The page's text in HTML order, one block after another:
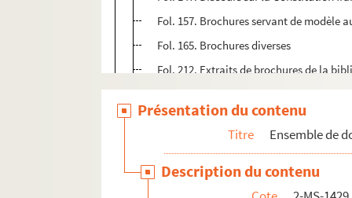
Fol. 157. Brochures servant de modèle
Fol. 165. Brochures diverses
Fol. 212. Extraits de brochures de la
Fol. 247. Notes de lecture sur l'ouvrage
Fol. 280.Noblesse, bourgeoisie,
L'aristocratie enchaînée et
Fol. 289. Cahiers des corps et
Fol. 300. Notes de Chassin sur les
Présentation du contenu
Titre Ensemble de
Description du contenu